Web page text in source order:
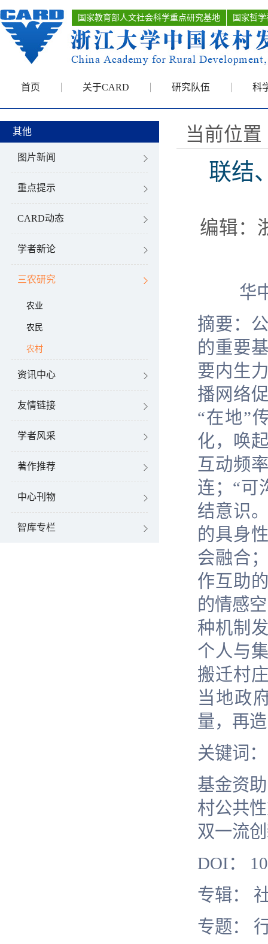
国家教育部人文社会科学重点研究基地 国家哲
首页 关于CARD 研究队伍 科
其他
图片新闻
重点提示
CARD动态
学者新论
三农研究
农业
农民
农村
资讯中心
友情链接
学者风采
著作推荐
中心刊物
智库专栏
当前位置
联结
编辑：
华
摘要：
的重要
要内生
播网络
“在地”
化，唤
互动频
连；“可
结意识
的具身
会融合
作互助
的情感
种机制
个人与
搬迁村
当地政
量，再
关键词
基金资
村公共
双一流
DOI：
专辑：
专题：